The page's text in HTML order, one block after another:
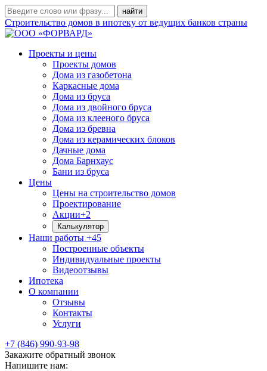
Строительство домов в ипотеку от ведущих банков страны
Проекты и цены
Проекты домов
Дома из газобетона
Каркасные дома
Дома из бруса
Дома из двойного бруса
Дома из клееного бруса
Дома из бревна
Дома из керамических блоков
Дачные дома
Дома Барнхаус
Бани из бруса
Цены
Цены на строительство домов
Проектирование
Акции+2
Калькулятор
Наши работы +45
Построенные объекты
Индивидуальные проекты
Видеоотзывы
Ипотека
О компании
Отзывы
Контакты
Услуги
+7 (846) 990-93-98
Закажите обратный звонок
Напишите нам: